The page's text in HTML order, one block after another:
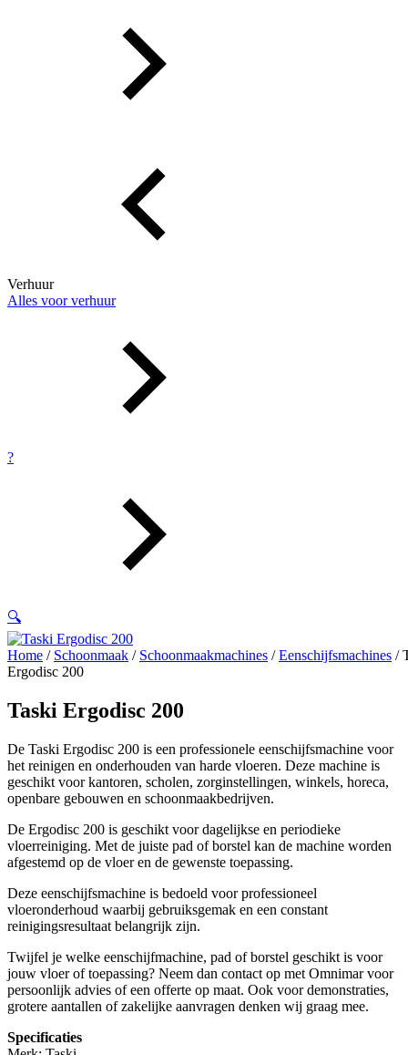
Verhuur
Alles voor verhuur
?
🔍
Home / Schoonmaak / Schoonmaakmachines /Eenschijfsmachines /
Ergodisc 200
Taski Ergodisc 200
De Taski Ergodisc 200 is een professionele eenschijfsmachine voor
het reinigen en onderhouden van harde vloeren. Deze machine is
geschikt voor kantoren, scholen, zorginstellingen, winkels, horeca,
openbare gebouwen en schoonmaakbedrijven.
De Ergodisc 200 is geschikt voor dagelijkse en periodieke
vloerreiniging. Met de juiste pad of borstel kan de machine worden
afgestemd op de vloer en de gewenste toepassing.
Deze eenschijfsmachine is bedoeld voor professioneel
vloeronderhoud waarbij gebruiksgemak en een constant
reinigingsresultaat belangrijk zijn.
Twijfel je welke eenschijfmachine, pad of borstel geschikt is voor
jouw vloer of toepassing? Neem dan contact op met Omnimar voor
persoonlijk advies of een offerte op maat. Ook voor demonstraties,
grotere aantallen of zakelijke aanvragen denken wij graag mee.
Specificaties